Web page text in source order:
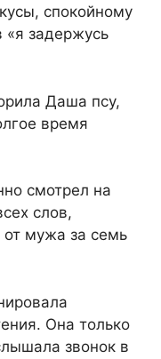
спокойному
«я задержусь
Даша псу,
время
смотрел на
слов,
мужа за семь
Она только
звонок в